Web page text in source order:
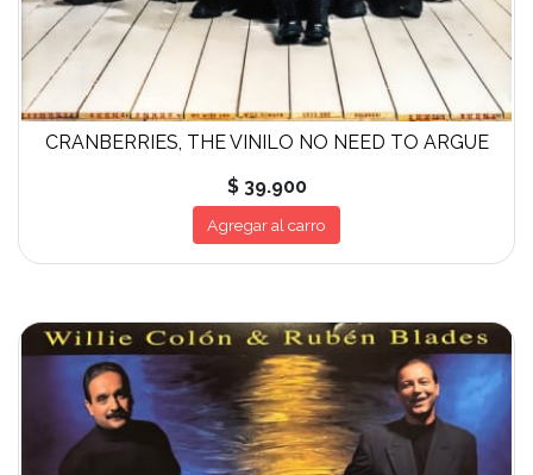
CRANBERRIES, THE VINILO NO NEED TO ARGUE
$ 39.900
Agregar al carro